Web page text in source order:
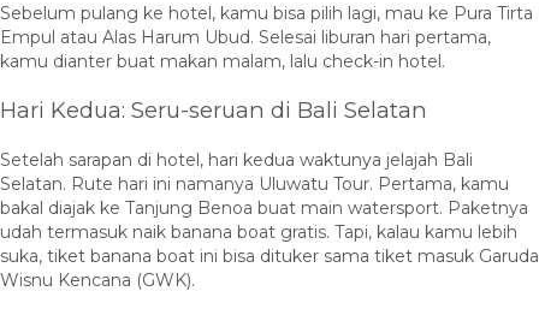
Sebelum pulang ke hotel, kamu bisa pilih lagi, mau ke Pura Tirta
Empul atau Alas Harum Ubud. Selesai liburan hari pertama,
kamu dianter buat makan malam, lalu check-in hotel.
Hari Kedua: Seru-seruan di Bali Selatan
Setelah sarapan di hotel, hari kedua waktunya jelajah Bali
Selatan. Rute hari ini namanya Uluwatu Tour. Pertama, kamu
bakal diajak ke Tanjung Benoa buat main watersport. Paketnya
udah termasuk naik banana boat gratis. Tapi, kalau kamu lebih
suka, tiket banana boat ini bisa dituker sama tiket masuk Garuda
Wisnu Kencana (GWK).